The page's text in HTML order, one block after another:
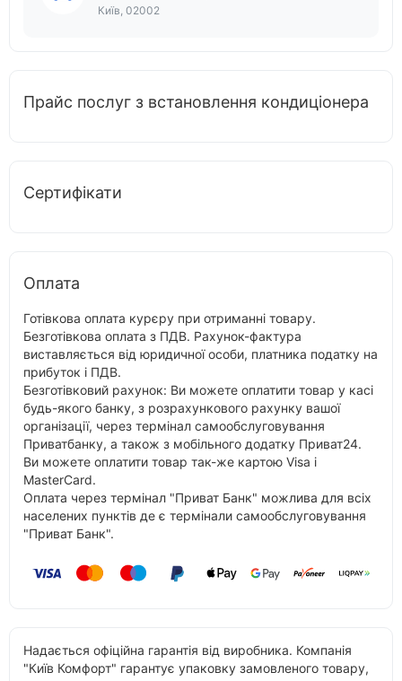
Київ, 02002
Прайс послуг з встановлення кондиціонера
Сертифікати
Оплата
Готівкова оплата курєру при отриманні товару.
Безготівкова оплата з ПДВ. Рахунок-фактура
виставляється від юридичної особи, платника податку на
прибуток і ПДВ.
Безготівковий рахунок: Ви можете оплатити товар у касі
будь-якого банку, з розрахункового рахунку вашої
організації, через термінал самообслуговування
Приватбанку, а також з мобільного додатку Приват24.
Ви можете оплатити товар так-же картою Visa і
MasterCard.
Оплата через термінал "Приват Банк" можлива для всіх
населених пунктів де є термінали самообслуговування
"Приват Банк".
Надається офіційна гарантія від виробника. Компанія
"Київ Комфорт" гарантує упаковку замовленого товару,